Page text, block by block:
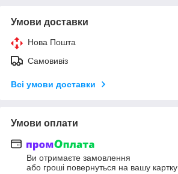
Умови доставки
Нова Пошта
Самовивіз
Всі умови доставки
Умови оплати
Ви отримаєте замовлення
або гроші повернуться на вашу картку